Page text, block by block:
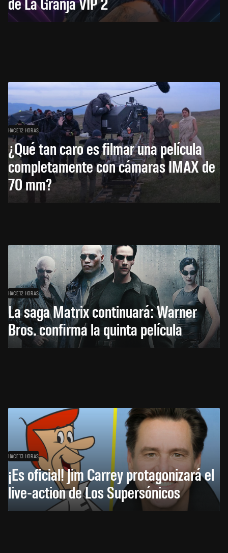
HACE 12 HORAS
¿Qué tan caro es filmar una película
completamente con cámaras IMAX de
70 mm?
HACE 12 HORAS
La saga Matrix continuará: Warner
Bros. confirma la quinta película
HACE 13 HORAS
¡Es oficial! Jim Carrey protagonizará el
live-action de Los Supersónicos